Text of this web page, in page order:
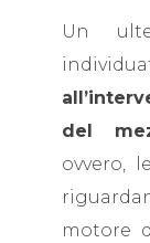
Un
del
ovvero,
motore